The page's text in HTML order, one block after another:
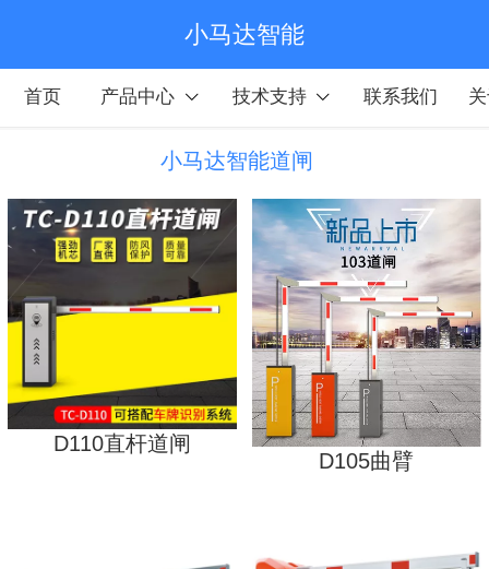
小马达智能
首页 产品中心 技术支持 联系我们
小马达智能道闸
D110直杆道闸
D105曲臂